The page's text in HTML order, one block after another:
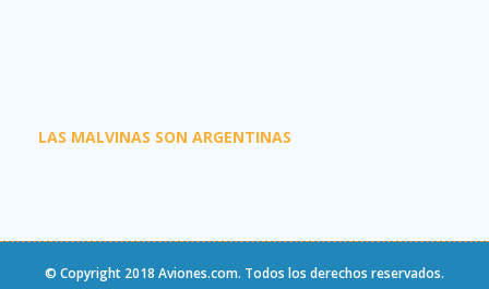
LAS MALVINAS SON ARGENTINAS
© Copyright 2018 Aviones.com. Todos los derechos reservados.